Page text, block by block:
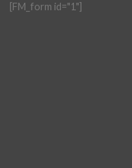
[FM_form id="1"]